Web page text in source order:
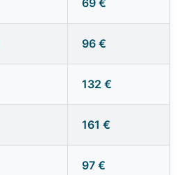
69 €
96 €
132 €
161 €
97 €